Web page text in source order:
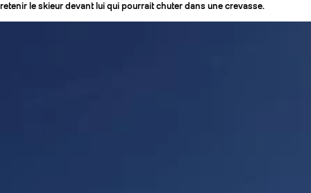
retenir le skieur devant lui qui pourrait chuter dans une crevasse.